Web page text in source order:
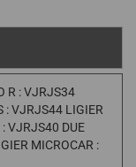
R : VJRJS34
: VJRJS44 LIGIER
VJRJS40 DUE
MICROCAR :